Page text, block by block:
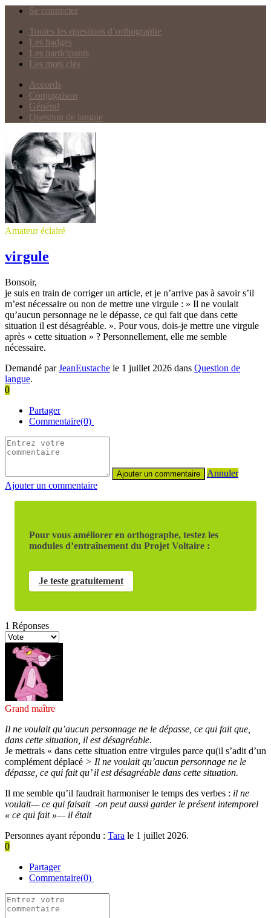
Se connecter
Toutes les questions d’orthographe
Les badges
Les participants
Les mots clés
Accords
Conjugaison
Général
Question de langue
Amateur éclairé
virgule
Bonsoir,
je suis en train de corriger un article, et je n’arrive pas à savoir s’il
m’est nécessaire ou non de mettre une virgule : » Il ne voulait
qu’aucun personnage ne le dépasse, ce qui fait que dans cette
situation il est désagréable. ». Pour vous, dois-je mettre une virgule
après « cette situation » ? Personnellement, elle me semble
nécessaire.
Demandé parJeanEustache le 1 juillet 2026 dans Question de
langue.
0
Partager
Commentaire(0)
Annuler
Ajouter un commentaire
Pour vous améliorer en orthographe, testez les
modules d’entraînement du Projet Voltaire :
Je teste gratuitement
1 Réponses
Grand maître
Il ne voulait qu’aucun personnage ne le dépasse, ce qui fait que,
dans cette situation, il est désagréable.
Je mettrais « dans cette situation entre virgules parce qu(il s’adit d’un
complément déplacé > Il ne voulait qu’aucun personnage ne le
dépasse, ce qui fait qu’ il est désagréable dans cette situation.
Il me semble qu’il faudrait harmoniser le temps des verbes : il ne
voulait— ce qui faisait -on peut aussi garder le présent intemporel
« ce qui fait »— il était
Personnes ayant répondu : Tara le 1 juillet 2026.
0
Partager
Commentaire(0)